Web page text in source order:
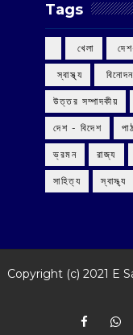
Tags
‌ খেলা
‌ স্বাস্থ্য ‌ বিনোদন
উত্তর সম্পাদকীয়
দেশ - বিদেশ
ভ্রমন রাজ্য
সাহিত্য স্বাস্থ্য
Copyright (c) 2021 E